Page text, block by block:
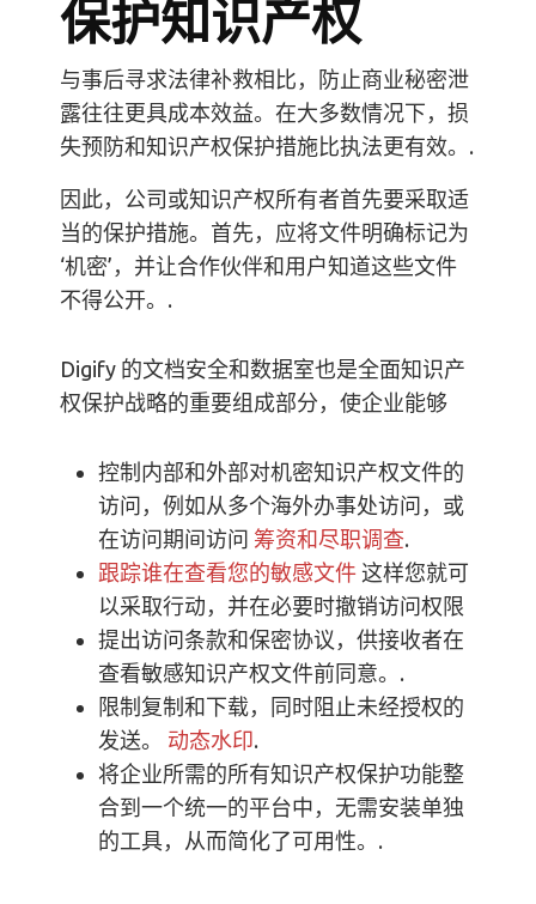
保护知识产权
与事后寻求法律补救相比，防止商业秘密泄
露往往更具成本效益。在大多数情况下，损
失预防和知识产权保护措施比执法更有效。.
因此，公司或知识产权所有者首先要采取适
当的保护措施。首先，应将文件明确标记为
‘机密’，并让合作伙伴和用户知道这些文件
不得公开。.
Digify 的文档安全和数据室也是全面知识产
权保护战略的重要组成部分，使企业能够
控制内部和外部对机密知识产权文件的
访问，例如从多个海外办事处访问，或
在访问期间访问 筹资和尽职调查.
跟踪谁在查看您的敏感文件 这样您就可
以采取行动，并在必要时撤销访问权限
提出访问条款和保密协议，供接收者在
查看敏感知识产权文件前同意。.
限制复制和下载，同时阻止未经授权的
发送。 动态水印.
将企业所需的所有知识产权保护功能整
合到一个统一的平台中，无需安装单独
的工具，从而简化了可用性。.